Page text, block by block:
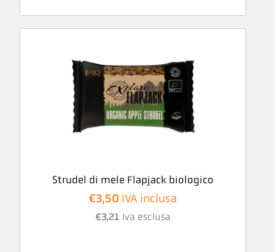
Strudel di mele Flapjack biologico
€3,50 IVA inclusa
€3,21 Iva esclusa